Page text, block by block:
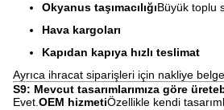
Okyanus taşımacılığıBüyük toplu
Hava kargoları
Kapıdan kapıya hızlı teslimat
Ayrıca ihracat siparişleri için nakliye
S9: Mevcut tasarımlarımıza göre
Evet. OEM hizmetiÖzellikle kendi